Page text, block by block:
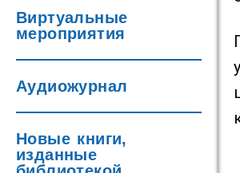
Виртуальные
мероприятия
Аудиожурнал
Новые книги,
изданные